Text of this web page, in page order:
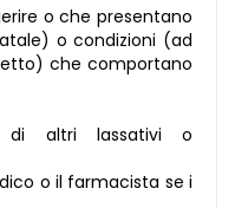
o che presentano
o condizioni (ad
che comportano
di altri lassativi o
o il farmacista se i